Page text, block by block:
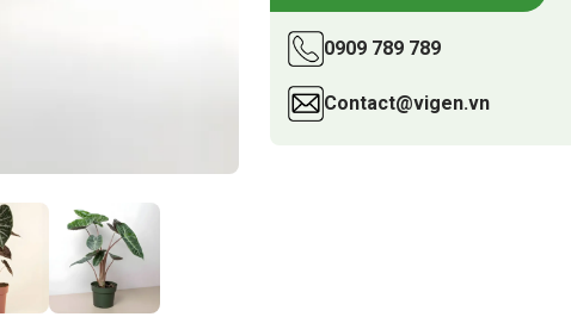
0909 789 789
Contact@vigen.vn